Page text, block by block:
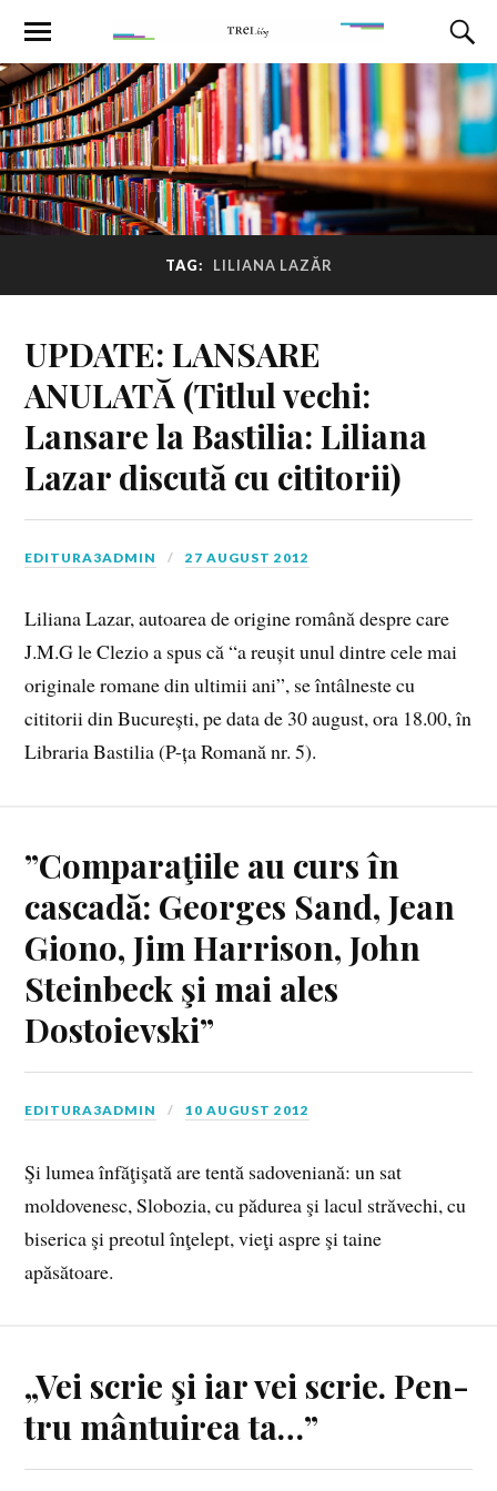
TAG: LILIANA LAZĂR
UPDATE: LANSARE
ANULATĂ (Titlul vechi:
Lansare la Bastilia: Liliana
Lazar discută cu cititorii)
EDITURA3ADMIN 27 AUGUST 2012
Liliana Lazar, autoarea de origine română despre care
J.M.G le Clezio a spus că “a reușit unul dintre cele mai
originale romane din ultimii ani”, se întâlneste cu
cititorii din București, pe data de 30 august, ora 18.00, în
Libraria Bastilia (P-ța Romană nr. 5).
”Comparaţiile au curs în
cascadă: Georges Sand, Jean
Giono, Jim Harrison, John
Steinbeck şi mai ales
Dostoievski”
EDITURA3ADMIN 10 AUGUST 2012
Şi lumea înfăţişată are tentă sadoveniană: un sat
moldovenesc, Slobozia, cu pădurea şi lacul străvechi, cu
biserica şi preotul înţelept, vieţi aspre şi taine
apăsătoare.
„Vei scrie şi iar vei scrie. Pen­
tru mân­tui­rea ta…”